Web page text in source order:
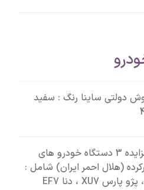
رنگ : سفید
3 دستگاه خودرو های
ایران) شامل :